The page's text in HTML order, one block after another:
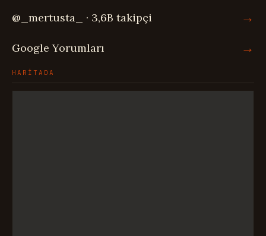
@_mertusta_ · 3,6B takipçi →
Google Yorumları →
HARİTADA